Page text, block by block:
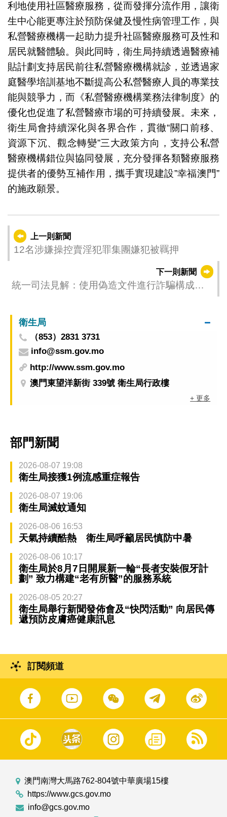
利地使用社區醫療服務，從而發揮分流作用，讓衛
生中心能更專注於預防保健及慢性病管理工作，與
私營醫療機構一起助力提升社區醫療服務可及性和
居民就醫體驗。與此同時，衛生局持續透過醫療補
貼計劃支持居民前往私營醫療機構就診，並透過家
庭醫學培訓基地不斷提高公私營醫療人員的專業技
能與競爭力，而《私營醫療機構業務法律制度》的
優化也促進了私營醫療市場的可持續發展。未來，
衛生局會持續深化與各界合作，貫徹“關口前移、
資源下沉、觀念轉變”三大政策方向，支持公私營
醫療機構錯位與協同發展，充分發揮各類醫療服務
提供者的優勢互補作用，攜手實現建設”幸福澳門”
的施政願景。
上一則新聞
12名涉嫌操控賣淫犯罪集團嫌犯被羈押
下一則新聞
統一司法見解：使用偽造文件進行詐騙構成偽
衛生局
（853）2831 3731
info@ssm.gov.mo
http://www.ssm.gov.mo
澳門東望洋新街 339號 衛生局行政樓
+ 更多
部門新聞
2026-08-07 19:08
衛生局接獲1例流感重症報告
2026-08-07 19:06
衛生局滅蚊通知
2026-08-06 16:53
天氣持續酷熱 衛生局呼籲居民慎防中暑
2026-08-06 10:17
衛生局於8月7日開展新一輪“長者安裝假牙計
劃” 致力構建“老有所醫”的服務系統
2026-08-05 20:27
衛生局舉行新聞發佈會及“快閃活動” 向居民傳
遞預防皮膚癌健康訊息
訂閱頻道
澳門南灣大馬路762-804號中華廣場15樓
https://www.gcs.gov.mo
info@gcs.gov.mo